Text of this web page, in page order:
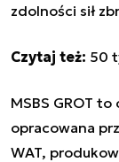
zdolności sił
Czytaj też: 50
MSBS GROT
opracowana
WAT,